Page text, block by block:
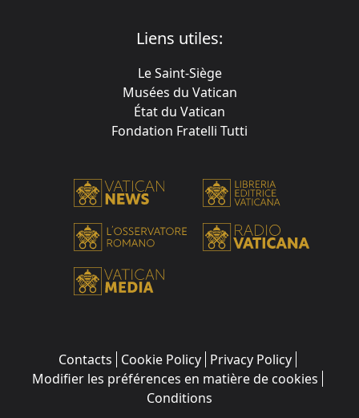
Liens utiles:
Le Saint-Siège
Musées du Vatican
État du Vatican
Fondation Fratelli Tutti
Contacts Cookie Policy Privacy Policy
Modifier les préférences en matière de cookies
Conditions